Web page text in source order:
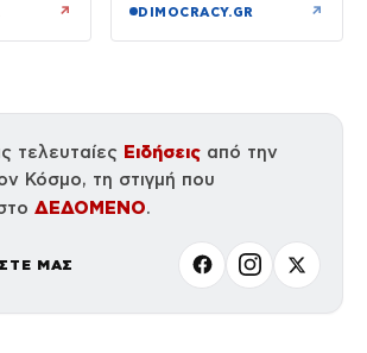
↗ DIMOCRACY.GR ↗
τελευταίες Ειδήσεις από την
Κόσμο, τη στιγμή που
ΔΕΔΟΜΕΝΟ.
ΜΑΣ